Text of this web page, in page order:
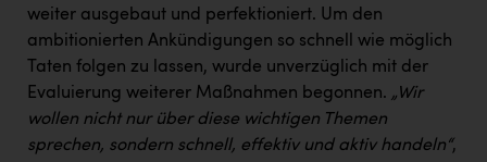
weiter ausgebaut und perfektioniert. Um den
ambitionierten Ankündigungen so schnell wie möglich
Taten folgen zu lassen, wurde unverzüglich mit der
Evaluierung weiterer Maßnahmen begonnen. „Wir
wollen nicht nur über diese wichtigen Themen
sprechen, sondern schnell, effektiv und aktiv handeln“,